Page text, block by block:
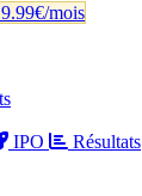
9.99€/mois
IPO
Résultats